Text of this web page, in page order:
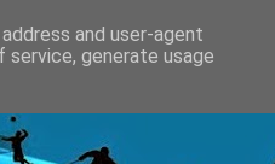
and user-agent
generate usage